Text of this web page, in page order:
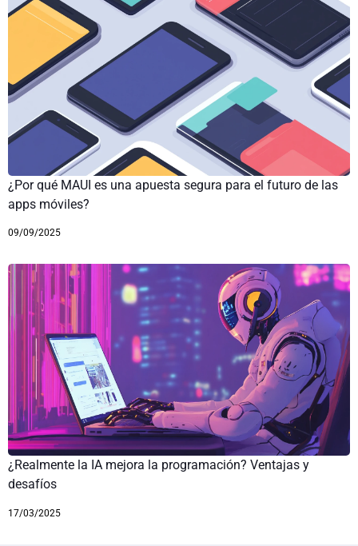
¿Por qué MAUI es una apuesta segura para el futuro de las
apps móviles?
09/09/2025
¿Realmente la IA mejora la programación? Ventajas y
desafíos
17/03/2025